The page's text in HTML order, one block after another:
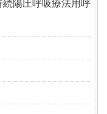
陽圧呼吸療法用呼